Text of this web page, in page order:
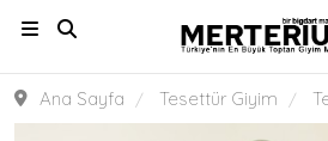
Ana Sayfa Tesettür Giyim